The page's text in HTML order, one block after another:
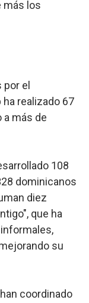
más los
el
realizado 67
a más de
108
dominicanos
diez
que ha
su
coordinado